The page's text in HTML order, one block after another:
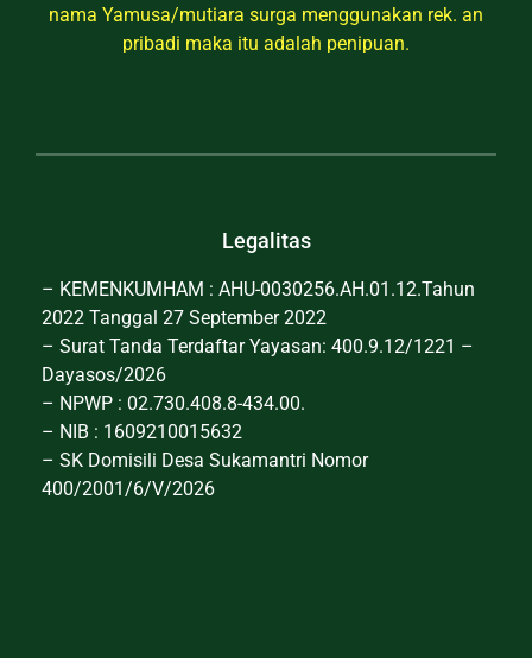
nama Yamusa/mutiara surga menggunakan rek. an
pribadi maka itu adalah penipuan.
Legalitas
– KEMENKUMHAM : AHU-0030256.AH.01.12.Tahun
2022 Tanggal 27 September 2022
– Surat Tanda Terdaftar Yayasan: 400.9.12/1221 –
Dayasos/2026
– NPWP : 02.730.408.8-434.00.
– NIB : 1609210015632
– SK Domisili Desa Sukamantri Nomor
400/2001/6/V/2026